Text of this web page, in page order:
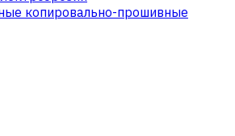
копировально-прошивные